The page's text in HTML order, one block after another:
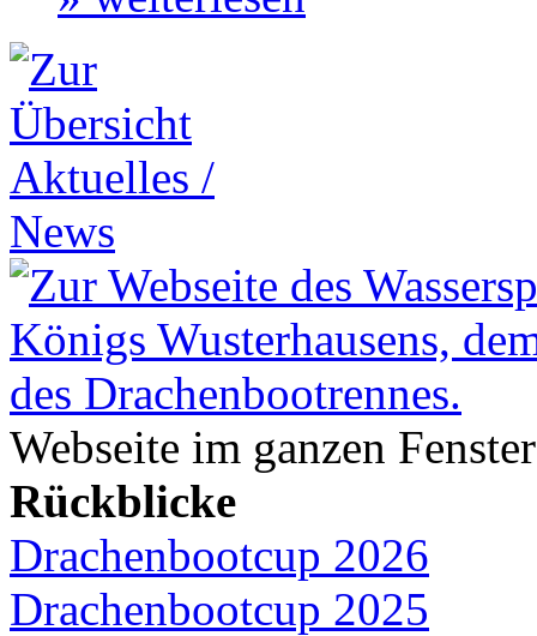
Webseite im ganzen
Rückblicke
Drachenbootcup 2026
Drachenbootcup 2025